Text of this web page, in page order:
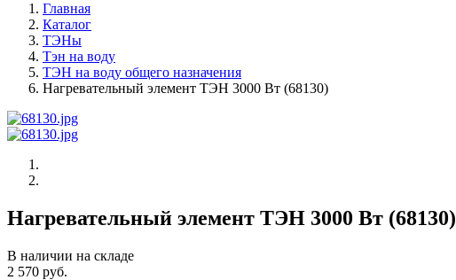
Главная
Каталог
ТЭНы
Тэн на воду
ТЭН на воду общего назначения
Нагревательный элемент ТЭН 3000 Вт (68130)
Нагревательный элемент ТЭН 3000 Вт (68130)
В наличии на складе
2 570 руб.